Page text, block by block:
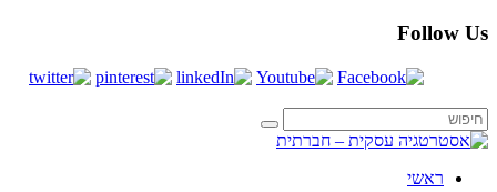
Follow Us
ראשי